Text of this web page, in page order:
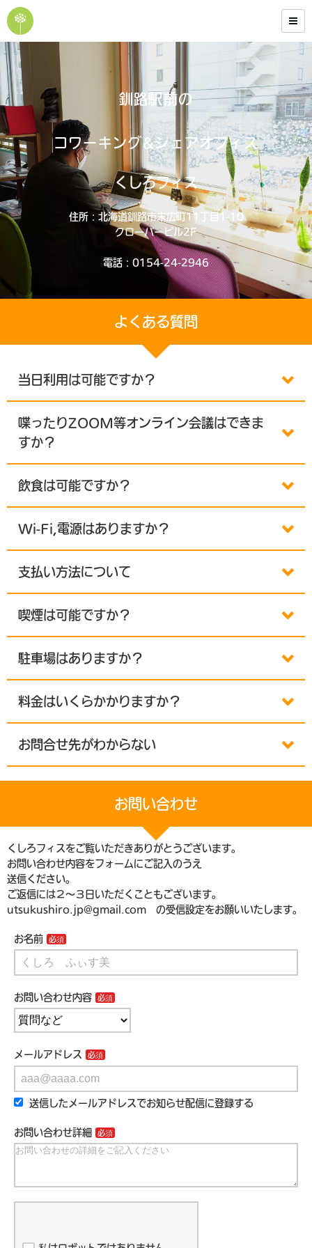
釧路駅前の
コワーキング&シェアオフィス
くしろフィス
住所：北海道釧路市末広町11丁目1-10
クローバービル2F
電話：0154-24-2946
よくある質問
当日利用は可能ですか？
喋ったりZOOM等オンライン会議はできま
すか？
飲食は可能ですか？
Wi-Fi,電源はありますか？
支払い方法について
喫煙は可能ですか？
駐車場はありますか？
料金はいくらかかりますか？
お問合せ先がわからない
お問い合わせ
くしろフィスをご覧いただきありがとうございます。
お問い合わせ内容をフォームにご記入のうえ
送信ください。
ご返信には２〜３日いただくこともございます。
utsukushiro.jp@gmail.com の受信設定をお願いいたします。
お名前
お問い合わせ内容
メールアドレス
送信したメールアドレスでお知らせ配信に登録する
お問い合わせ詳細